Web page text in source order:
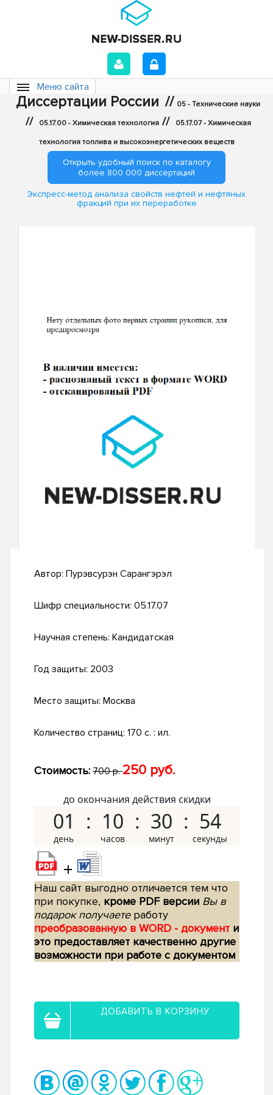
Меню сайта
Диссертации России // 05 - Технические науки
// 05.17.00 - Химическая технология // 05.17.07 - Химическая
технология топлива и высокоэнергетических веществ
Открыть удобный поиск по каталогу
более 800 000 диссертаций
Экспресс-метод анализа свойств нефтей и нефтяных
фракций при их переработке
Автор: Пурэвсурэн Сарангэрэл
Шифр специальности: 05.17.07
Научная степень: Кандидатская
Год защиты: 2003
Место защиты: Москва
Количество страниц: 170 с. : ил.
Стоимость: 700 р.250 руб.
до окончания действия скидки
01 10 30 53
+
Наш сайт выгодно отличается тем что
при покупке, кроме PDF версии Вы в
подарок получаетеработу
преобразованную в WORD - документ и
это предоставляет качественно другие
возможности при работе с документом
ДОБАВИТЬ В КОРЗИНУ